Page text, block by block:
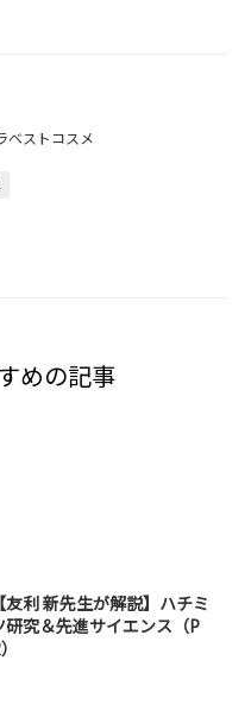
ベストコスメ
めの記事
【友利 新先生が解説】ハチミ
研究＆先進サイエンス（P